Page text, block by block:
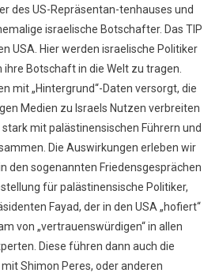
des US-Repräsentan-tenhauses und
israelische Botschafter. Das TIP
USA. Hier werden israelische Politiker
Botschaft in die Welt zu tragen.
mit „Hintergrund“-Daten versorgt, die
Medien zu Israels Nutzen verbreiten
mit palästinensischen Führern und
Die Auswirkungen erleben wir
den sogenannten Friedensgesprächen
für palästinensische Politiker,
Fayad, der in den USA „hofiert“
von „vertrauenswürdigen“ in allen
Diese führen dann auch die
Shimon Peres, oder anderen